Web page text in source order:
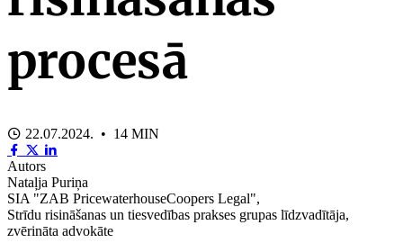
procesā
22.07.2024. • 14 MIN
Autors
Nataļja Puriņa
SIA "ZAB PricewaterhouseCoopers Legal",
Strīdu risināšanas un tiesvedības prakses grupas līdzvadītāja,
zvērināta advokāte